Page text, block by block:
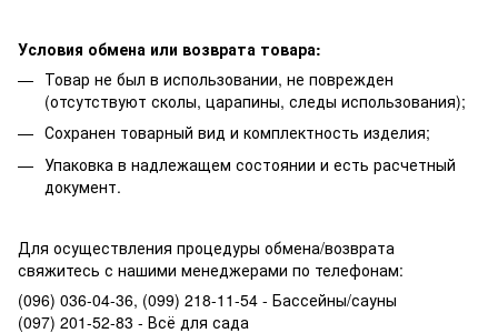
Условия обмена или возврата товара:
Товар не был в использовании, не поврежден
(отсутствуют сколы, царапины, следы использования);
Сохранен товарный вид и комплектность изделия;
Упаковка в надлежащем состоянии и есть расчетный
документ.
Для осуществления процедуры обмена/возврата
свяжитесь с нашими менеджерами по телефонам:
(096) 036-04-36, (099) 218-11-54 - Бассейны/сауны
(097) 201-52-83 - Всё для сада